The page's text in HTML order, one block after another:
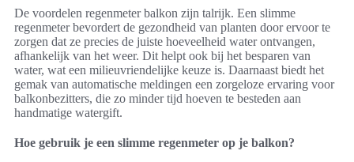
De voordelen regenmeter balkon zijn talrijk. Een slimme
regenmeter bevordert de gezondheid van planten door ervoor te
zorgen dat ze precies de juiste hoeveelheid water ontvangen,
afhankelijk van het weer. Dit helpt ook bij het besparen van
water, wat een milieuvriendelijke keuze is. Daarnaast biedt het
gemak van automatische meldingen een zorgeloze ervaring voor
balkonbezitters, die zo minder tijd hoeven te besteden aan
handmatige watergift.
Hoe gebruik je een slimme regenmeter op je balkon?